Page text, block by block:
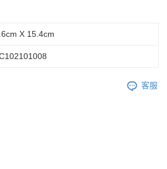
X 15.4cm
客服